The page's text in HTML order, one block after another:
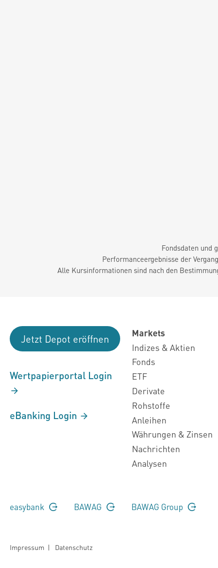
Fondsdaten und
Performanceergebnisse der
Alle Kursinformationen sind nach den
Jetzt Depot eröffnen
Wertpapierportal Login
eBanking Login
Markets
Indizes & Aktien
Fonds
ETF
Derivate
Rohstoffe
Anleihen
Währungen & Zinsen
Nachrichten
Analysen
easybank BAWAG BAWAG Group
Impressum | Datenschutz